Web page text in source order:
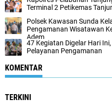
Terminal 2 Petikemas
Polsek Kawasan Sunda
Pengamanan Wisatawan
Adem
47 Kegiatan Digelar Hari
Pelayanan Pengamanan
KOMENTAR
TERKINI